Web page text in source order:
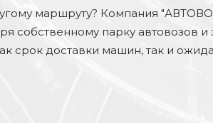
маршруту? Компания
собственному парку автовозов и
срок доставки машин, так и